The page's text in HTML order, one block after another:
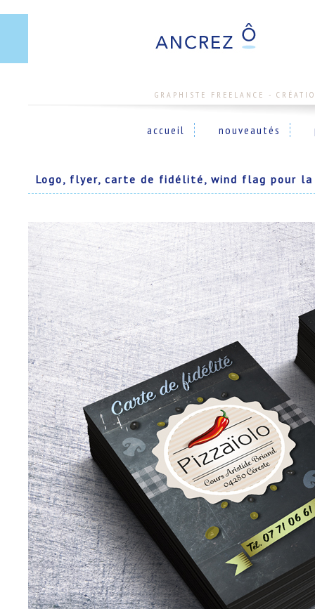
GRAPHISTE FREELANCE -
accueil nouveautés
Logo, flyer, carte de fidélité, wind flag pour